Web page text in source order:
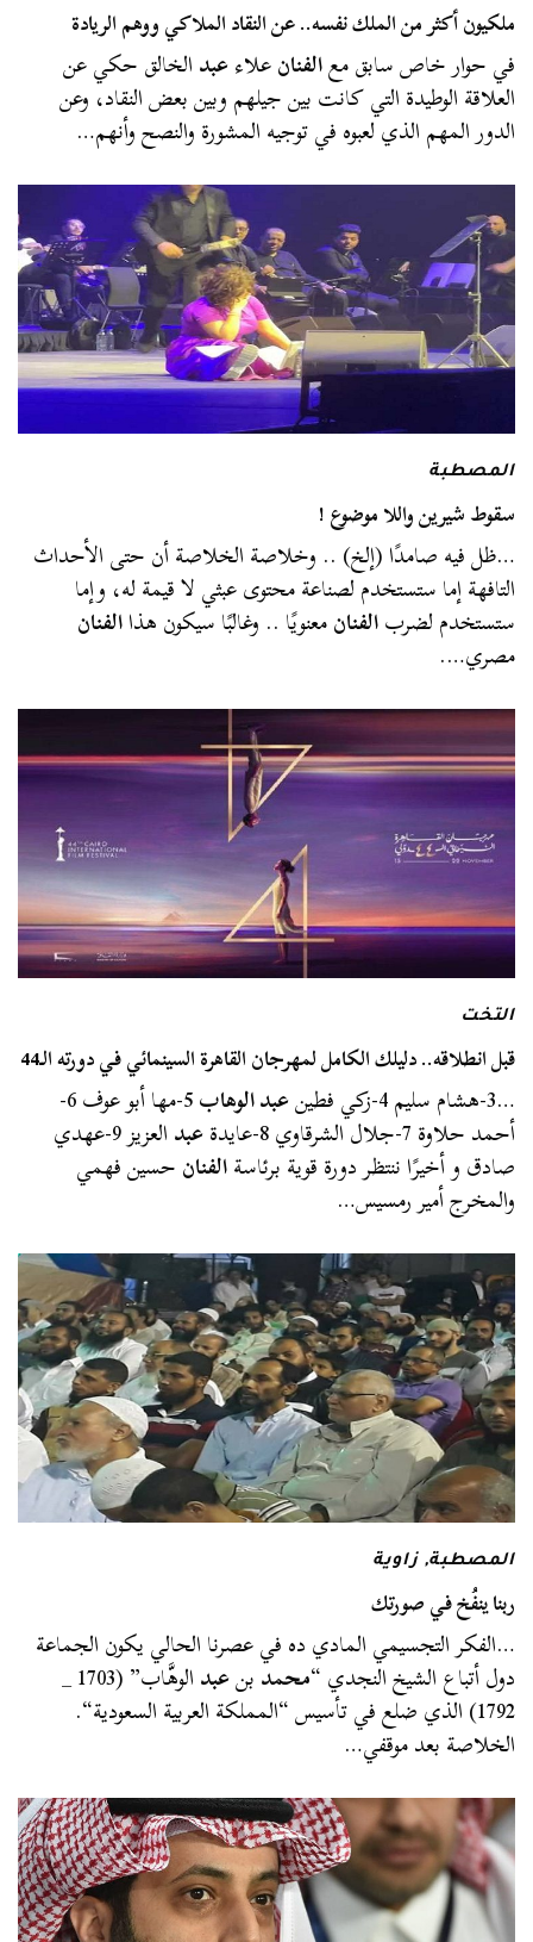
ملكيون أكثر من الملك نفسه.. عن النقاد الملاكي ووهم الريادة
في حوار خاص سابق معالفنانعلاءعبدالخالق حكي عن
العلاقة الوطيدة التي كانت بين جيلهم وبين بعض النقاد، وعن
الدور المهم الذي لعبوه في توجيه المشورة والنصح وأنهم…
المصطبة
سقوط شيرين واللا موضوع !
…ظل فيه صامدًا (إلخ) .. وخلاصة الخلاصة أن حتى الأحداث
التافهة إما ستستخدم لصناعة محتوى عبثي لا قيمة له، وإما
ستستخدم لضربالفنانمعنويًا .. وغالبًا سيكون هذاالفنان
مصري….
التخت
قبل انطلاقه.. دليلك الكامل لمهرجان القاهرة السينمائي في دورته الـ44
…3-هشام سليم 4-زكي فطين عبد الوهاب 5-مها أبو عوف 6-
أحمد حلاوة 7-جلال الشرقاوي 8-عايدة عبد العزيز 9-عهدي
صادق و أخيرًا ننتظر دورة قوية برئاسةالفنانحسين فهمي
والمخرج أمير رمسيس…
المصطبة, زاوية
ربنا ينفُخ في صورتك
…الفكر التجسيمي المادي ده في عصرنا الحالي يكون الجماعة
دول أتباع الشيخ النجدي “محمدبنعبد الوهَّاب” (1703 _
1792) الذي ضلع في تأسيس “المملكة العربية السعودية“.
الخلاصة بعد موقفي…